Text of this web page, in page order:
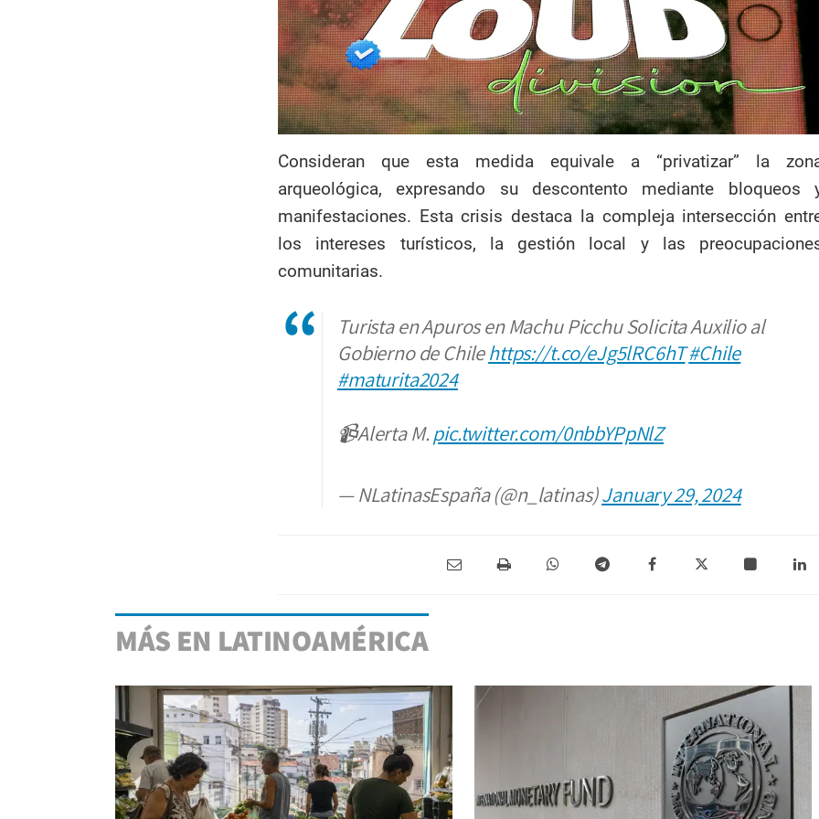
Consideran que esta medida equivale a “privatizar” la
arqueológica, expresando su descontento mediante bloqueos
manifestaciones. Esta crisis destaca la compleja intersección
los intereses turísticos, la gestión local y las
comunitarias.
Turista en Apuros en Machu Picchu Solicita Auxilio al
Gobierno de Chilehttps://t.co/eJg5lRC6hT#Chile
#maturita2024
📹Alerta M.pic.twitter.com/0nbbYPpNlZ
— NLatinasEspaña (@n_latinas)January 29, 2024
MÁS EN LATINOAMÉRICA